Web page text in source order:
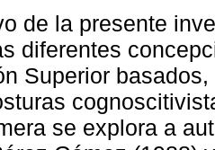
de la presente
diferentes
Superior
se explora a